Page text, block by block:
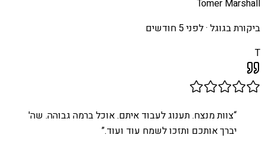
Tomer Marshall
ביקורת בגוגל ·לפני 5 חודשים
T
“צוות מנצח. תענוג לעבוד איתם. אוכל ברמה גבוהה. שה'
יברך אותכם ותזכו לשמח עוד ועוד.”